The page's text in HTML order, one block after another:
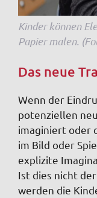
Kinder können
Papier malen.
Das neue
Wenn der
potenziellen
imaginiert oder
im Bild oder
explizite
Ist dies nicht
werden die